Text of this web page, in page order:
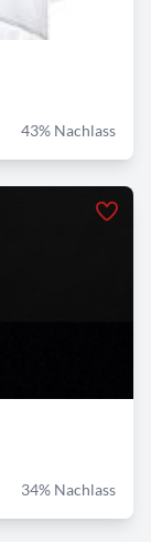
43% Nachlass
34% Nachlass